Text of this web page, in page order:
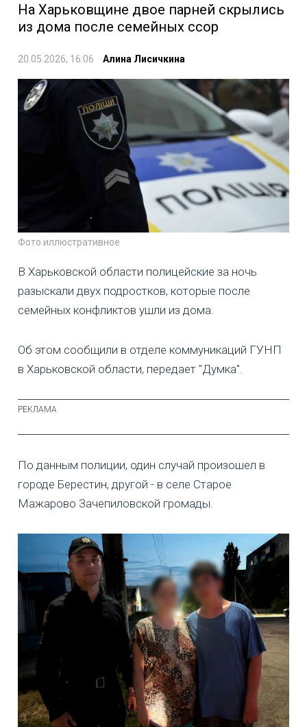
На Харьковщине двое парней скрылись
из дома после семейных ссор
20.05.2026, 16:06 Алина Лисичкина
Фото иллюстративное
В Харьковской области полицейские за ночь
разыскали двух подростков, которые после
семейных конфликтов ушли из дома.
Об этом сообщили в отделе коммуникаций ГУНП
в Харьковской области, передает "Думка".
По данным полиции, один случай произошел в
городе Берестин, другой - в селе Старое
Мажарово Зачепиловской громады.